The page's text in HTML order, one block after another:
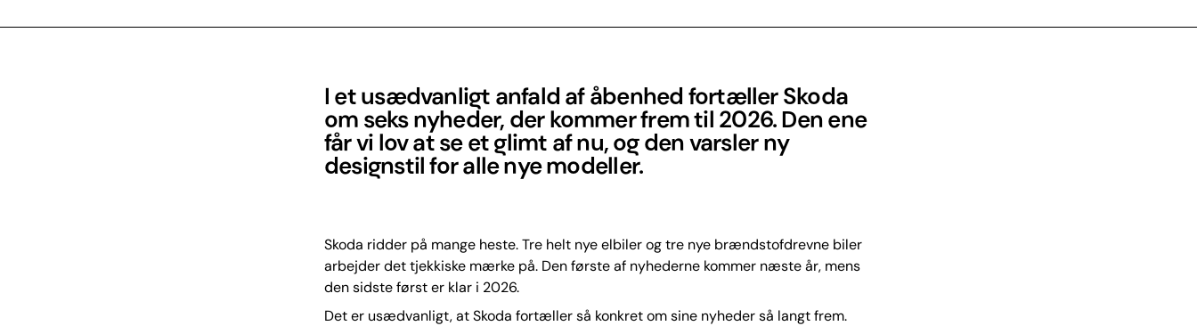
I et usædvanligt anfald af åbenhed fortæller Skoda
om seks nyheder, der kommer frem til 2026. Den ene
får vi lov at se et glimt af nu, og den varsler ny
designstil for alle nye modeller.
Skoda ridder på mange heste. Tre helt nye elbiler og tre nye brændstofdrevne biler
arbejder det tjekkiske mærke på. Den første af nyhederne kommer næste år, mens
den sidste først er klar i 2026.
Det er usædvanligt, at Skoda fortæller så konkret om sine nyheder så langt frem.